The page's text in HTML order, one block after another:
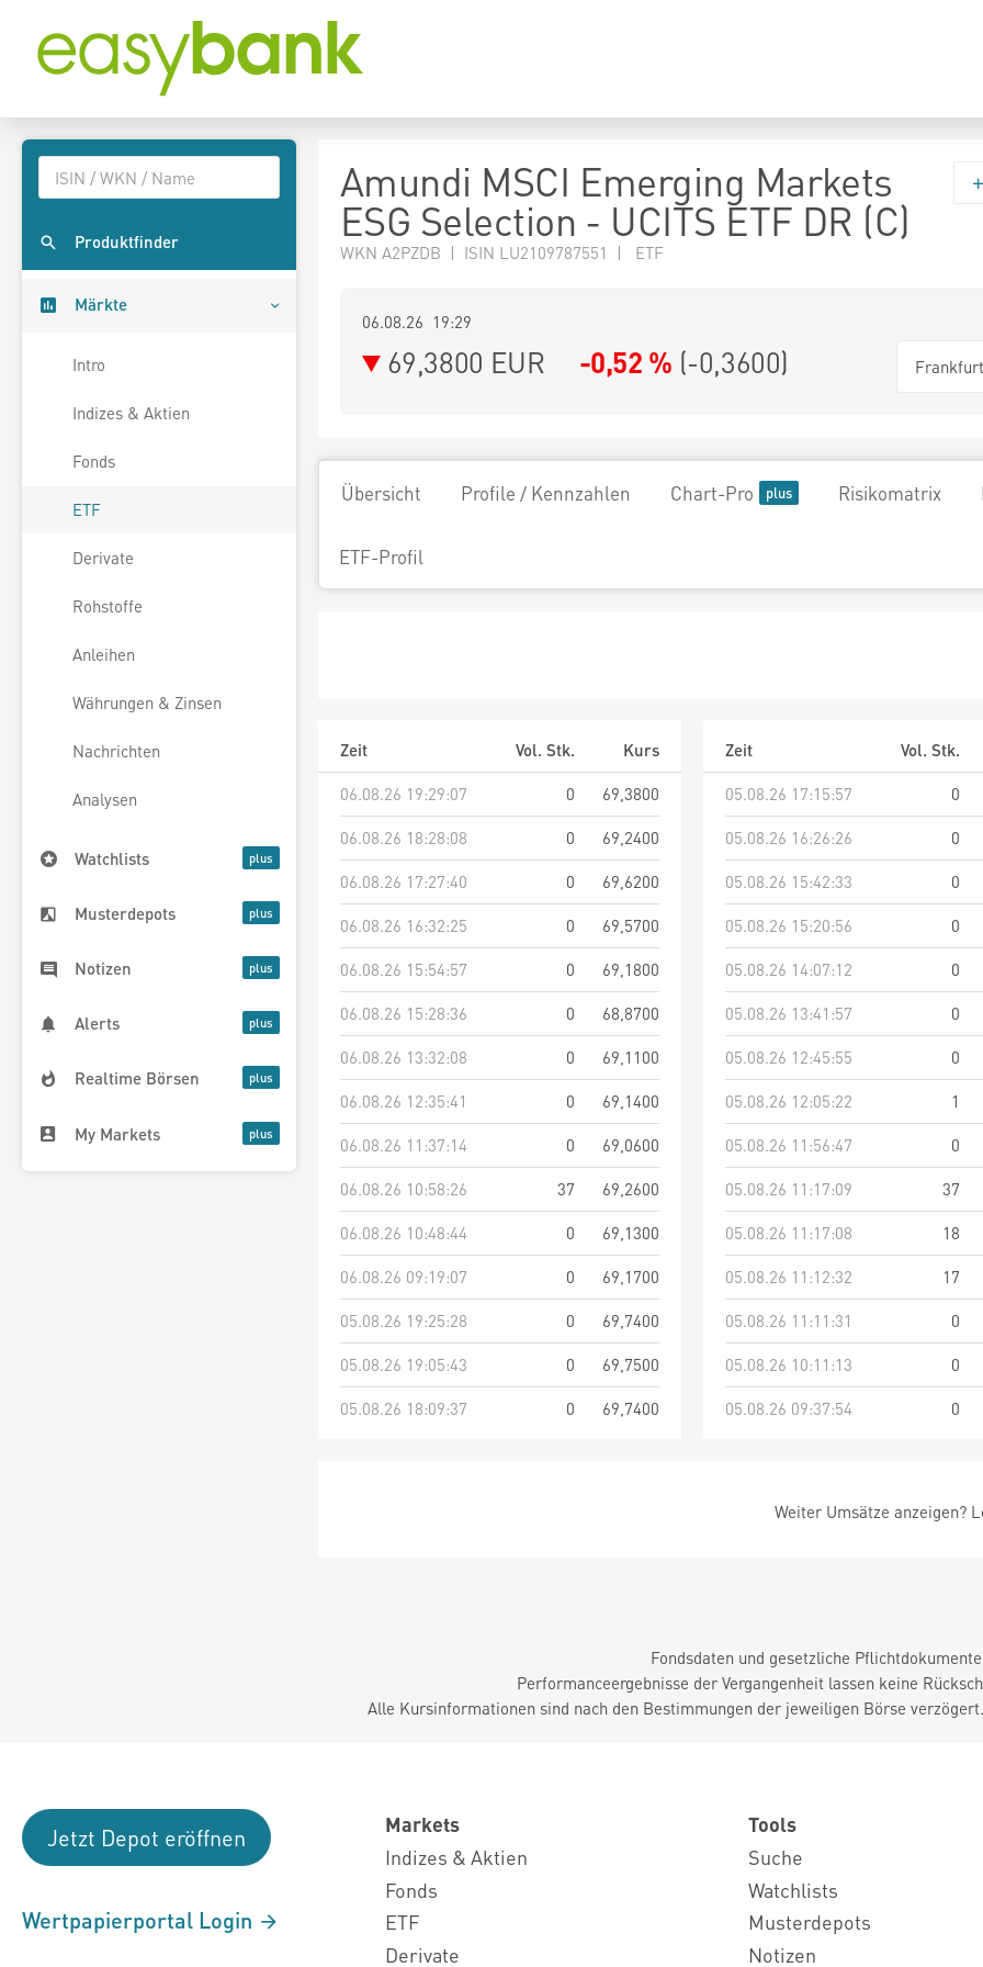
Produktfinder
Märkte
Intro
Indizes & Aktien
Fonds
ETF
Derivate
Rohstoffe
Anleihen
Währungen & Zinsen
Nachrichten
Analysen
Watchlists
Musterdepots
Notizen
Alerts
Realtime Börsen
My Markets
Amundi MSCI Emerging Markets
ESG Selection - UCITS ETF DR (C)
WKN A2PZDB | ISIN LU2109787551 | ETF
06.08.26 19:29
69,3800 EUR -0,52 % (-0,3600) Frankfurt
Übersicht Profile / Kennzahlen Chart-Pro Risikomatrix
ETF-Profil
Zeit Vol. Stk.
Kurs
06.08.26 19:29:07
0
69,3800
06.08.26 18:28:08
0
69,2400
06.08.26 17:27:40
0
69,6200
06.08.26 16:32:25
0
69,5700
06.08.26 15:54:57
0
69,1800
06.08.26 15:28:36
0
68,8700
06.08.26 13:32:08
0
69,1100
06.08.26 12:35:41
0
69,1400
06.08.26 11:37:14
0
69,0600
06.08.26 10:58:26
37
69,2600
06.08.26 10:48:44
0
69,1300
06.08.26 09:19:07
0
69,1700
05.08.26 19:25:28
0
69,7400
05.08.26 19:05:43
0
69,7500
05.08.26 18:09:37
0 69,7400
Zeit
Vol. Stk.
05.08.26 17:15:57
0
05.08.26 16:26:26
0
05.08.26 15:42:33
0
05.08.26 15:20:56
0
05.08.26 14:07:12
0
05.08.26 13:41:57
0
05.08.26 12:45:55
0
05.08.26 12:05:22
1
05.08.26 11:56:47
0
05.08.26 11:17:09
37
05.08.26 11:17:08
18
05.08.26 11:12:32
17
05.08.26 11:11:31
0
05.08.26 10:11:13
0
05.08.26 09:37:54
0
Weiter Umsätze anzeigen?
Fondsdaten und gesetzliche
Performanceergebnisse der Vergangenheit lassen keine
Alle Kursinformationen sind nach den Bestimmungen der jeweiligen Börse
Jetzt Depot eröffnen
Wertpapierportal Login
Markets
Indizes & Aktien
Fonds
ETF
Derivate
Tools
Suche
Watchlists
Musterdepots
Notizen